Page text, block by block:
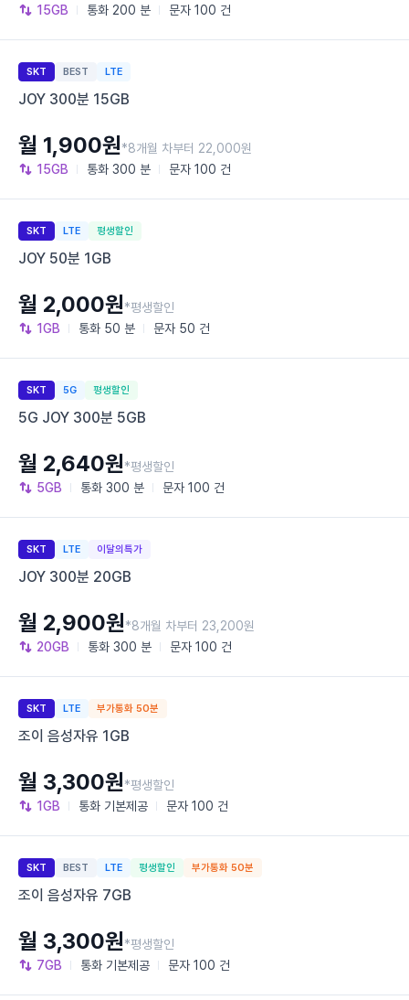
15GB 통화 200 분 문자 100 건
SKT BEST LTE
JOY 300분 15GB
15GB 통화 300 분 문자 100 건
월 1,900원*8개월 차부터 22,000원
SKT LTE 평생할인
JOY 50분 1GB
1GB 통화 50 분 문자 50 건
월 2,000원*평생할인
SKT 5G 평생할인
5G JOY 300분 5GB
5GB 통화 300 분 문자 100 건
월 2,640원*평생할인
SKT LTE 이달의특가
JOY 300분 20GB
20GB 통화 300 분 문자 100 건
월 2,900원*8개월 차부터 23,200원
SKT LTE 부가통화 50분
조이 음성자유 1GB
1GB 통화 기본제공 문자 100 건
월 3,300원*평생할인
SKT BEST LTE 평생할인 부가통화 50분
조이 음성자유 7GB
7GB 통화 기본제공 문자 100 건
월 3,300원*평생할인